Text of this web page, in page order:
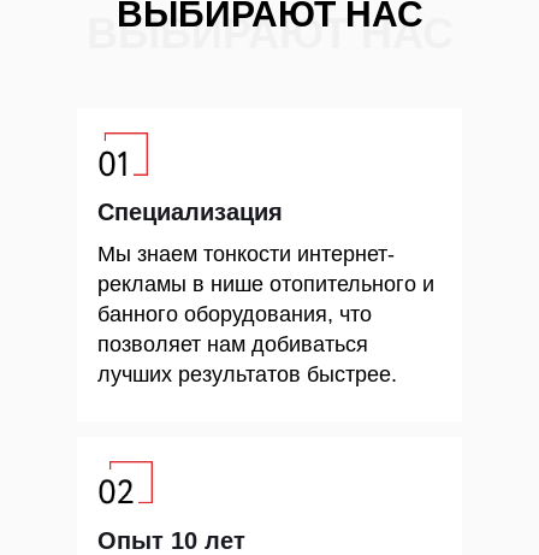
ВЫБИРАЮТ НАС
ВЫБИРАЮТ НАС
Специализация
Мы знаем тонкости интернет-
рекламы в нише отопительного и
банного оборудования, что
позволяет нам добиваться
лучших результатов быстрее.
Опыт 10 лет